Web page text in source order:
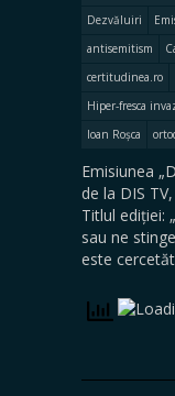
Dezvăluiri
antisemitism
certitudinea.ro
Hiper-fresca
Ioan Roșca
Emisiunea
de la DIS
Titlul ediției:
sau ne
este